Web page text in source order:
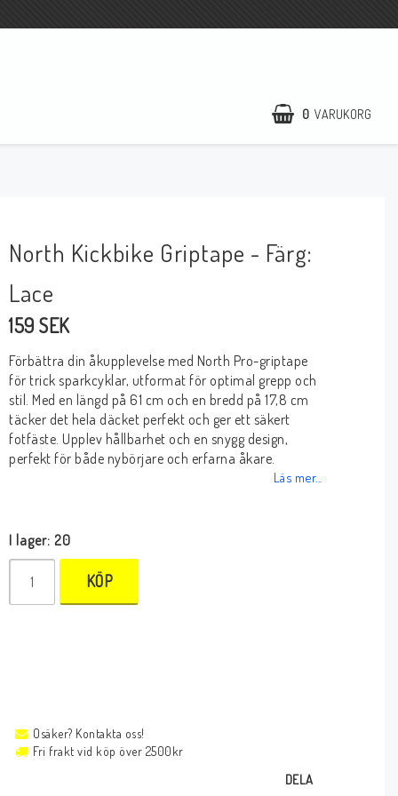
0 VARUKORG
North Kickbike Griptape - Färg:
Lace
159 SEK
Förbättra din åkupplevelse med North Pro-griptape
för trick sparkcyklar, utformat för optimal grepp och
stil. Med en längd på 61 cm och en bredd på 17,8 cm
täcker det hela däcket perfekt och ger ett säkert
fotfäste. Upplev hållbarhet och en snygg design,
perfekt för både nybörjare och erfarna åkare.
Läs mer...
I lager: 20
KÖP
Osäker? Kontakta oss!
Fri frakt vid köp över 2500kr
DELA